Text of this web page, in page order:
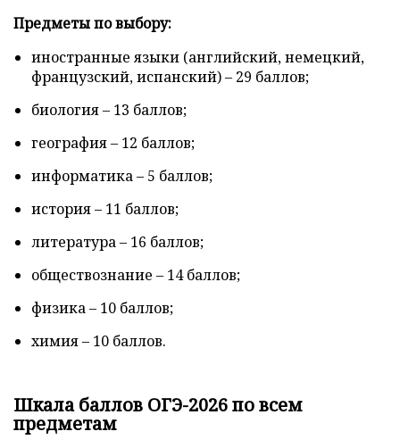
Предметы по выбору:
иностранные языки (английский, немецкий,
французский, испанский) – 29 баллов;
биология – 13 баллов;
география – 12 баллов;
информатика – 5 баллов;
история – 11 баллов;
литература – 16 баллов;
обществознание – 14 баллов;
физика – 10 баллов;
химия – 10 баллов.
Шкала баллов ОГЭ-2026 по всем
предметам